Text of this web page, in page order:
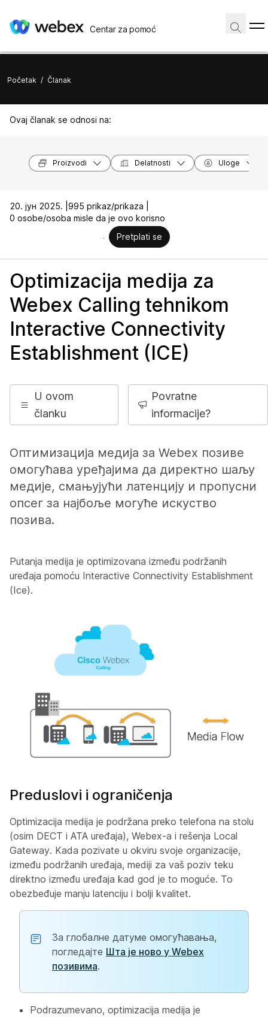
Centar za pomoć
Početak / Članak
Ovaj članak se odnosi na:
Proizvodi Delatnosti Uloge
20. јун 2025. | 995 prikaz/prikaza |
0 osobe/osoba misle da je ovo korisno
Pretplati se
Optimizacija medija za
Webex Calling tehnikom
Interactive Connectivity
Establishment (ICE)
U ovom
članku
Povratne
informacije?
Оптимизација медија за Webex позиве
омогућава уређајима да директно шаљу
медије, смањујући латенцију и пропусни
опсег за најбоље могуће искуство
позива.
Putanja medija je optimizovana između podržanih
uređaja pomoću Interactive Connectivity Establishment
(Ice).
Preduslovi i ograničenja
Optimizacija medija je podržana preko telefona na stolu
(osim DECT i ATA uređaja), Webex-a i rešenja Local
Gateway. Kada pozivate u okviru svoje organizacije,
između podržanih uređaja, mediji za vaš poziv teku
direktno između uređaja kad god je to moguće. To
obezbeđuje manju latenciju i bolji kvalitet.
За глобалне датуме омогућавања,
погледајте Шта је ново у Webex
позивима.
Podrazumevano, optimizacija medija je